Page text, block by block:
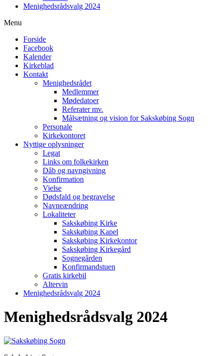
Menighedsrådsvalg 2024
Menu
Forside
Facebook
Kalender
Kirkeblad
Kontakt
Menighedsrådet
Medlemmer
Mødedatoer
Referater mv.
Målsætning og vision for Sakskøbing Sogn
Personale
Kirkekontoret
Nyttige oplysninger
Legat
Links om folkekirken
Dåb og navngivning
Konfirmation
Vielse
Dødsfald og begravelse
Navneændring
Lokaliteter
Sakskøbing Kirke
Sakskøbing Kapel
Sakskøbing Kirkekontor
Sakskøbing Kirkegård
Sognegården
Konfirmandstuen
Gratis kirkebil
Altervin
Menighedsrådsvalg 2024
Menighedsrådsvalg 2024